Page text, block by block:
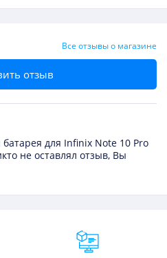
Все отзывы о магазине
отзыв
для Infinix Note 10 Pro
не оставлял отзыв, Вы